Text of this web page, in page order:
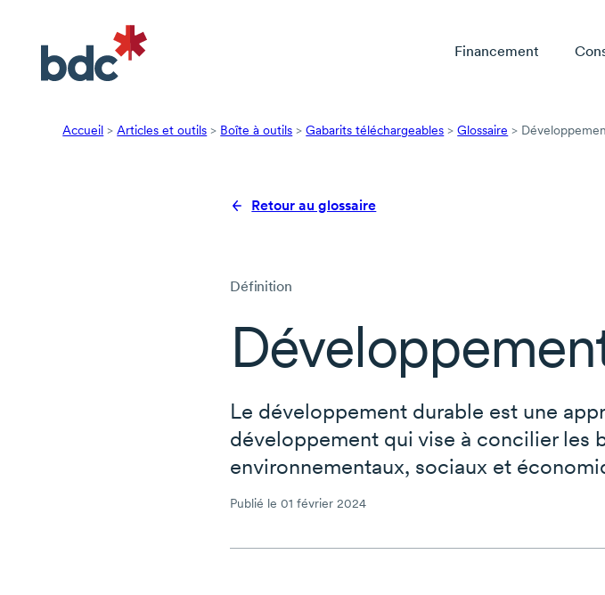
Financement
Accueil > Articles et outils > Boîte à outils > Gabarits téléchargeables > Glossaire >
Retour au glossaire
Définition
Le développement durable est une
développement qui vise à concilier les
environnementaux, sociaux et
Publié le 01 février 2024